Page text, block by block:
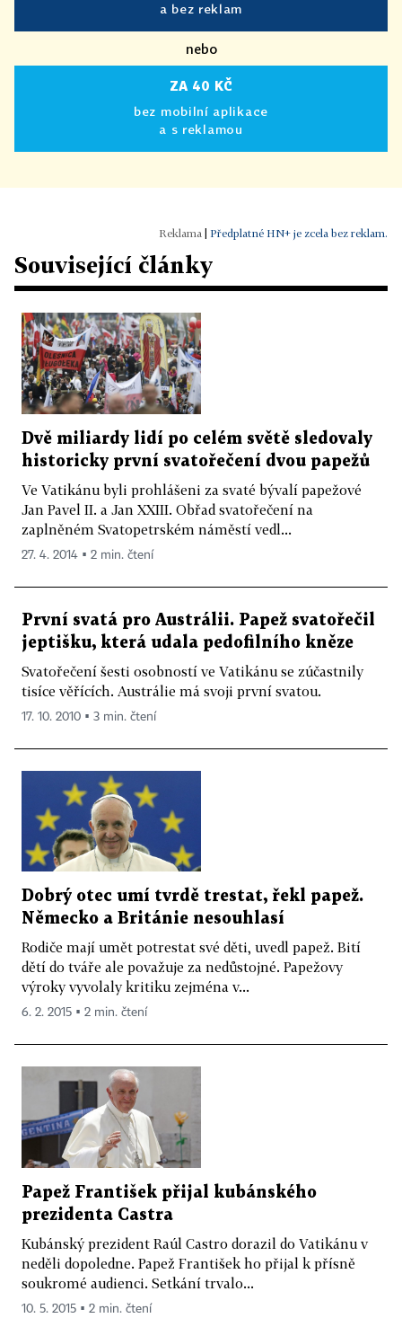
a bez reklam
nebo
ZA 40 KČ
bez mobilní aplikace
a s reklamou
Předplatné HN+ je zcela bez reklam.
Související články
Dvě miliardy lidí po celém světě sledovaly
historicky první svatořečení dvou papežů
Ve Vatikánu byli prohlášeni za svaté bývalí papežové
Jan Pavel II. a Jan XXIII. Obřad svatořečení na
zaplněném Svatopetrském náměstí vedl...
27. 4. 2014 ▪ 2 min. čtení
První svatá pro Austrálii. Papež svatořečil
jeptišku, která udala pedofilního kněze
Svatořečení šesti osobností ve Vatikánu se zúčastnily
tisíce věřících. Austrálie má svoji první svatou.
17. 10. 2010 ▪ 3 min. čtení
Dobrý otec umí tvrdě trestat, řekl papež.
Německo a Británie nesouhlasí
Rodiče mají umět potrestat své děti, uvedl papež. Bití
dětí do tváře ale považuje za nedůstojné. Papežovy
výroky vyvolaly kritiku zejména v...
6. 2. 2015 ▪ 2 min. čtení
Papež František přijal kubánského
prezidenta Castra
Kubánský prezident Raúl Castro dorazil do Vatikánu v
neděli dopoledne. Papež František ho přijal k přísně
soukromé audienci. Setkání trvalo...
10. 5. 2015 ▪ 2 min. čtení